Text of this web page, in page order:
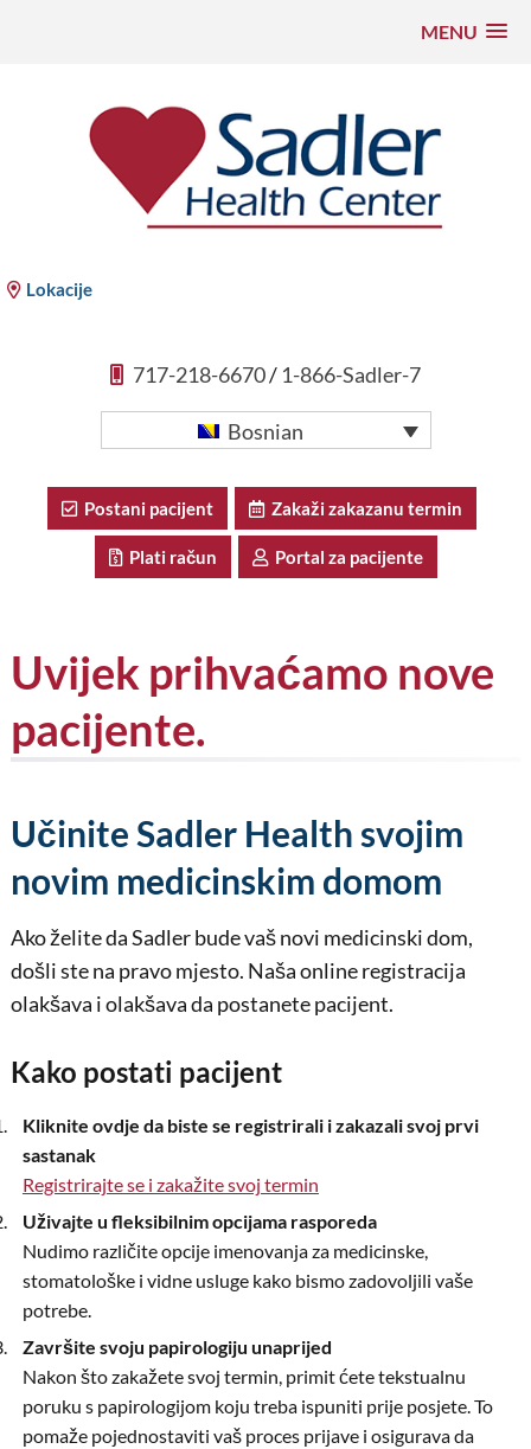
MENU
Lokacije
717-218-6670/ 1-866-Sadler-7
Bosnian
Postani pacijent Zakaži zakazanu termin
Plati račun Portal za pacijente
Uvijek prihvaćamo nove
pacijente.
Učinite Sadler Health svojim
novim medicinskim domom
Ako želite da Sadler bude vaš novi medicinski dom,
došli ste na pravo mjesto. Naša online registracija
olakšava i olakšava da postanete pacijent.
Kako postati pacijent
Kliknite ovdje da biste se registrirali i zakazali svoj prvi
sastanak
Registrirajte se i zakažite svoj termin
Uživajte u fleksibilnim opcijama rasporeda
Nudimo različite opcije imenovanja za medicinske,
stomatološke i vidne usluge kako bismo zadovoljili vaše
potrebe.
Završite svoju papirologiju unaprijed
Nakon što zakažete svoj termin, primit ćete tekstualnu
poruku s papirologijom koju treba ispuniti prije posjete. To
pomaže pojednostaviti vaš proces prijave i osigurava da